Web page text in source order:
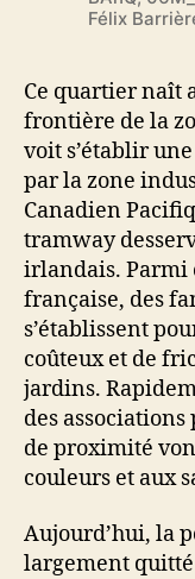
Félix
Ce quartier naît
frontière de la
voit s’établir
par la zone
Canadien
tramway
irlandais. Parmi
française, des
s’établissent
coûteux et de
jardins.
des
de proximité
couleurs et aux
Aujourd’hui, la
largement